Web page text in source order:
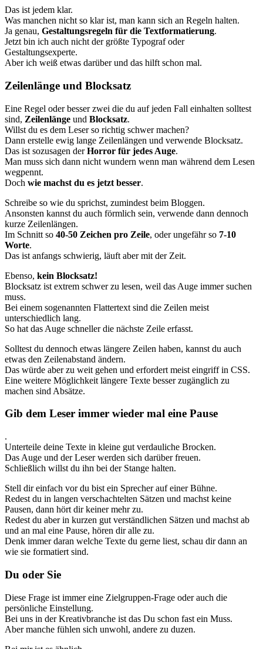
Das ist jedem klar.
Was manchen nicht so klar ist, man kann sich an Regeln halten.
Ja genau, Gestaltungsregeln für die Textformatierung.
Jetzt bin ich auch nicht der größte Typograf oder
Gestaltungsexperte.
Aber ich weiß etwas darüber und das hilft schon mal.
Zeilenlänge und Blocksatz
Eine Regel oder besser zwei die du auf jeden Fall einhalten solltest
sind, Zeilenlänge und Blocksatz.
Willst du es dem Leser so richtig schwer machen?
Dann erstelle ewig lange Zeilenlängen und verwende Blocksatz.
Das ist sozusagen derHorror für jedes Auge.
Man muss sich dann nicht wundern wenn man während dem Lesen
wegpennt.
Doch wie machst du es jetzt besser.
Schreibe so wie du sprichst, zumindest beim Bloggen.
Ansonsten kannst du auch förmlich sein, verwende dann dennoch
kurze Zeilenlängen.
Im Schnitt so 40-50 Zeichen pro Zeile, oder ungefähr so 7-10
Worte.
Das ist anfangs schwierig, läuft aber mit der Zeit.
Ebenso, kein Blocksatz!
Blocksatz ist extrem schwer zu lesen, weil das Auge immer suchen
muss.
Bei einem sogenannten Flattertext sind die Zeilen meist
unterschiedlich lang.
So hat das Auge schneller die nächste Zeile erfasst.
Solltest du dennoch etwas längere Zeilen haben, kannst du auch
etwas den Zeilenabstand ändern.
Das würde aber zu weit gehen und erfordert meist eingriff in CSS.
Eine weitere Möglichkeit längere Texte besser zugänglich zu
machen sind Absätze.
Gib dem Leser immer wieder mal eine Pause
.
Unterteile deine Texte in kleine gut verdauliche Brocken.
Das Auge und der Leser werden sich darüber freuen.
Schließlich willst du ihn bei der Stange halten.
Stell dir einfach vor du bist ein Sprecher auf einer Bühne.
Redest du in langen verschachtelten Sätzen und machst keine
Pausen, dann hört dir keiner mehr zu.
Redest du aber in kurzen gut verständlichen Sätzen und machst ab
und an mal eine Pause, hören dir alle zu.
Denk immer daran welche Texte du gerne liest, schau dir dann an
wie sie formatiert sind.
Du oder Sie
Diese Frage ist immer eine Zielgruppen-Frage oder auch die
persönliche Einstellung.
Bei uns in der Kreativbranche ist das Du schon fast ein Muss.
Aber manche fühlen sich unwohl, andere zu duzen.